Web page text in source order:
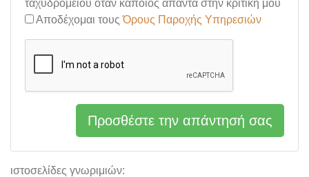
ιστοσελίδες γνωριμιών:
ταχυδρομείου όταν κάποιος απαντά στην κριτική μου
Αποδέχομαι τουςΌρους Παροχής Υπηρεσιών
Προσθέστε την απάντησή σας